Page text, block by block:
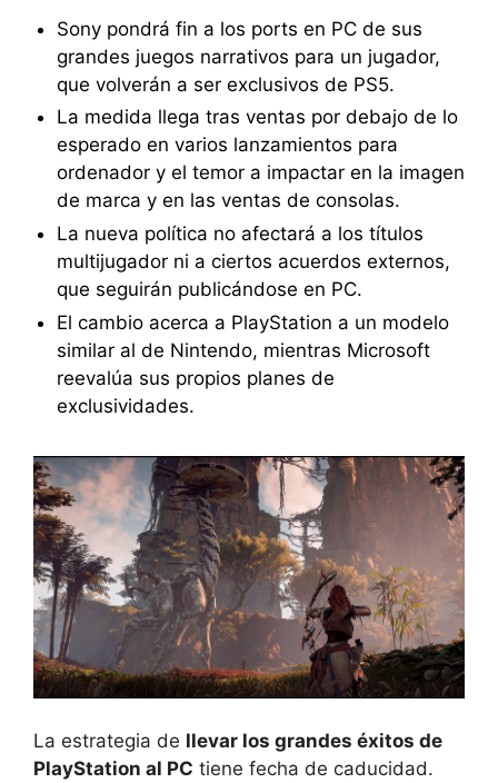
Sony pondrá fin a los ports en PC de sus
grandes juegos narrativos para un jugador,
que volverán a ser exclusivos de PS5.
La medida llega tras ventas por debajo de lo
esperado en varios lanzamientos para
ordenador y el temor a impactar en la imagen
de marca y en las ventas de consolas.
La nueva política no afectará a los títulos
multijugador ni a ciertos acuerdos externos,
que seguirán publicándose en PC.
El cambio acerca a PlayStation a un modelo
similar al de Nintendo, mientras Microsoft
reevalúa sus propios planes de
exclusividades.
La estrategia de llevar los grandes éxitos de
PlayStation al PC tiene fecha de caducidad.